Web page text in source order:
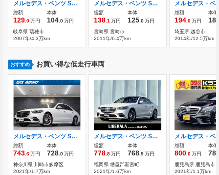
メルセデス・ベンツ Sクラス S350 AMGスポーツエディション 1カ月保証
総額
129 .0万円
本体
104 .0万円
岐阜県 瑞穂市
2007年/4.3万km
メルセデス・ベンツ Sクラス S350 ブルーエフィシェンシー ナビ・TV・バックカメラ・電動シート・スマ
総額
138 .1 万円
本体
125 .0万円
宮崎県 宮崎市
2011年/6.4万km
総額
194 .0万円
本体
埼玉県 越谷市
2014年/12.5万km
おすすめ お買い得な低走行車両
メルセデス・ベンツ Sクラス S400 d 4マチック AMGライン ディーゼルターボ 4WD レザ-EXC＆ベーシックPKG 3Dコックピッドデ
総額
743.6万円
本体
728.0万円
神奈川県 川崎市多摩区
2021年/1.7万km
メルセデス・ベンツ Sクラス S400 d 4マチック AMGライン ディーゼルターボ 4WD 1オーナー パノラマSR RSP ACC HUD
総額
778.8万円
本体
768.9万円
福岡県 糟屋郡新宮町
2021年/1.6万km
総額
800.0万円
本体
鹿児島県 鹿児島市
2021年/1.1万km